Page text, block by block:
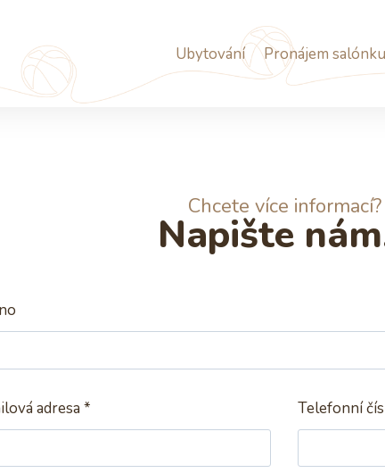
Ubytování Pronájem
Chcete více informací?
Napište
adresa * Telefonní